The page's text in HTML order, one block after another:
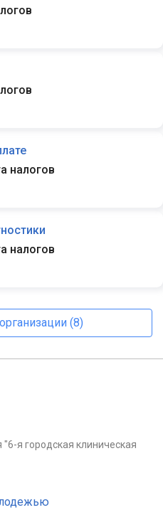
налогов
налогов
(8)
я городская клиническая